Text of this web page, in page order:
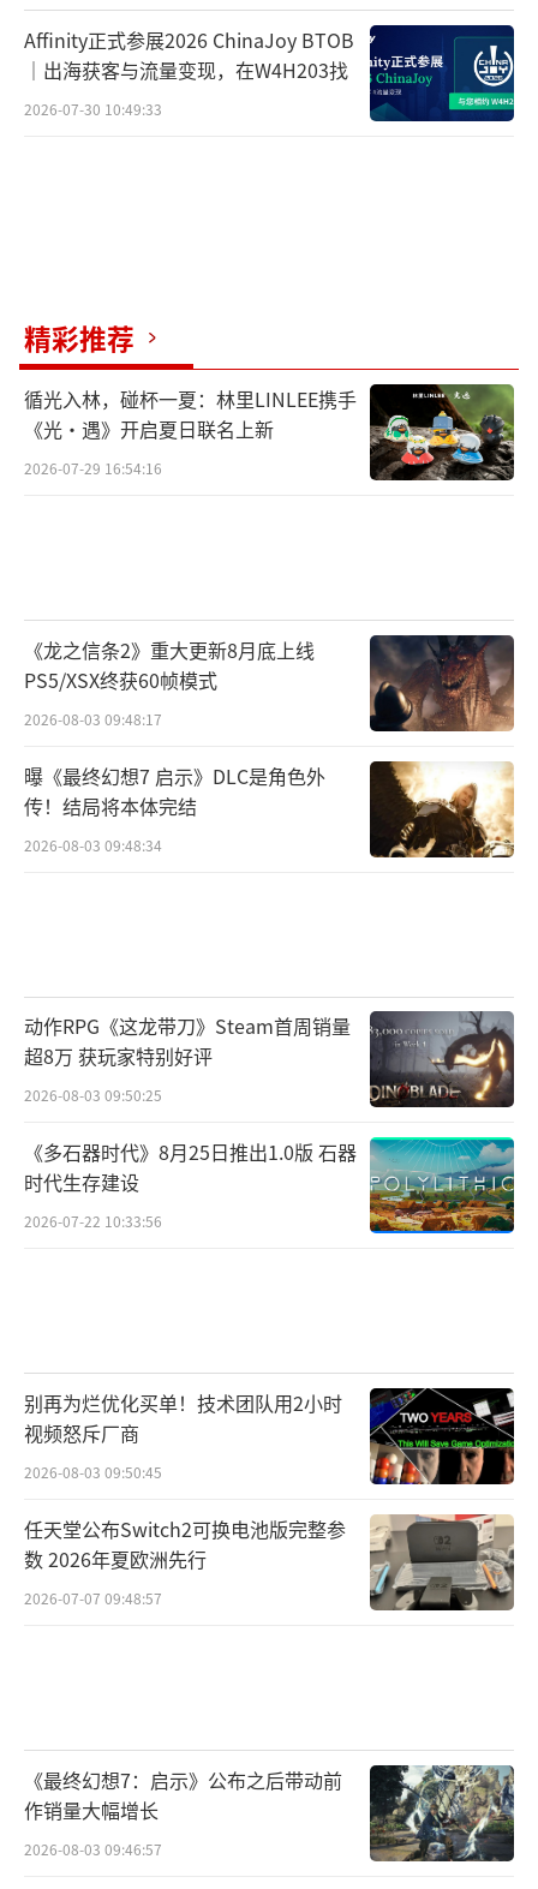
Affinity正式参展2026 ChinaJoy BTOB
｜出海获客与流量变现，在W4H203找
2026-07-30 10:49:33
精彩推荐
循光入林，碰杯一夏：林里LINLEE携手
《光·遇》开启夏日联名上新
2026-07-29 16:54:16
《龙之信条2》重大更新8月底上线
PS5/XSX终获60帧模式
2026-08-03 09:48:17
曝《最终幻想7 启示》DLC是角色外
传！结局将本体完结
2026-08-03 09:48:34
动作RPG《这龙带刀》Steam首周销量
超8万 获玩家特别好评
2026-08-03 09:50:25
《多石器时代》8月25日推出1.0版 石器
时代生存建设
2026-07-22 10:33:56
别再为烂优化买单！技术团队用2小时
视频怒斥厂商
2026-08-03 09:50:45
任天堂公布Switch2可换电池版完整参
数 2026年夏欧洲先行
2026-07-07 09:48:57
《最终幻想7：启示》公布之后带动前
作销量大幅增长
2026-08-03 09:46:57